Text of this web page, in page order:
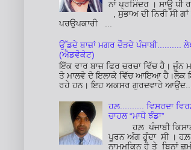
ਨਾਂ ਪ੍ਰਮਿੰਦਰ । ਸਾਊ
, ਸੁਭਾਅ ਦੀ ਨਿਰੀ ਸੀ
ਪਰਉਪਕਾਰੀ ...
ਉੱਡਦੇ ਬਾਜ਼ਾਂ ਮਗਰ ਦੌੜਦੇ ਪੰਜਾਬੀ..........
(ਐਡਵੋਕੇਟ)
ਇੱਕ ਵਾਰ ਬਾਜ਼ ਫਿਰ ਚਰਚਾ ਵਿੱਚ ਹੈ। ਜੂੰਨ
ਤੇ ਮਾਲਵੇ ਦੇ ਇਲਾਕੇ ਵਿੱਚ ਆਇਆ ਹੈ।ਲੋਕ
ਰਹੇ ਹਨ। ਇਹ ਅਕਸਰ ਗੁਰਦਵਾਰੇ ਆਉਂਦ...
ਹਲ਼.......... ਵਿਸਰਦਾ
ਚਾਹਲ “ਮਾਧੋ ਝੰਡਾ”
ਹਲ਼ ਪੰਜਾਬੀ
ਪੂਰਨ ਅੰਗ ਹੁੰਦਾ ਸੀ । ਹਲ਼
ਨਾਮੁਮਕਿਨ ਹੈ ਤੇ ਬਿਨਾਂ